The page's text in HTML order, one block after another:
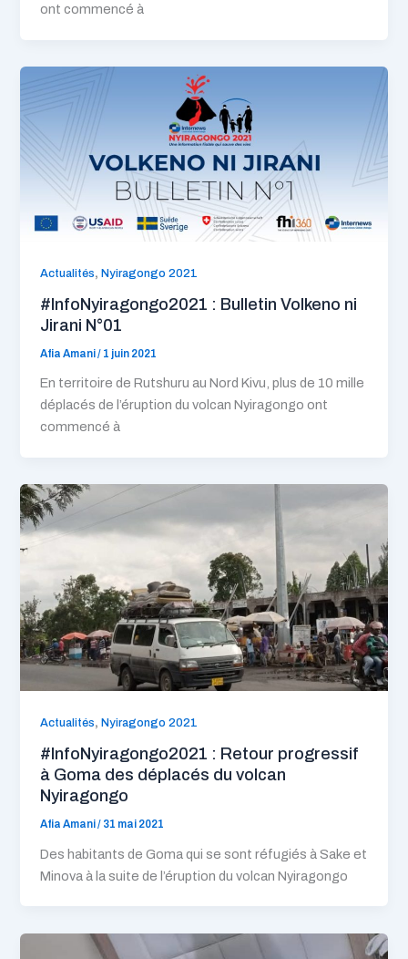
ont commencé à
Actualités,Nyiragongo 2021
#InfoNyiragongo2021 : Bulletin Volkeno ni
Jirani N°01
Afia Amani/ 1 juin 2021
En territoire de Rutshuru au Nord Kivu, plus de 10 mille
déplacés de l’éruption du volcan Nyiragongo ont
commencé à
Actualités,Nyiragongo 2021
#InfoNyiragongo2021 : Retour progressif
à Goma des déplacés du volcan
Nyiragongo
Afia Amani/ 31 mai 2021
Des habitants de Goma qui se sont réfugiés à Sake et
Minova à la suite de l’éruption du volcan Nyiragongo